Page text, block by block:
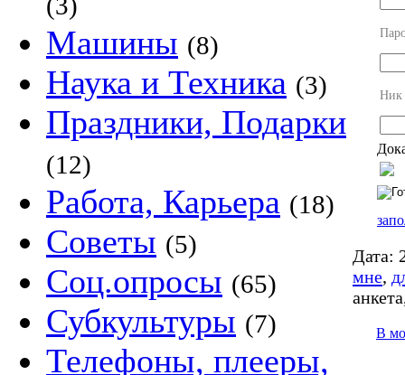
Машины (8)
Наука и Техника (3)
Праздники, Подарки
(12)
Работа, Карьера (18)
Советы (5)
Соц.опросы (65)
Субкультуры (7)
Телефоны, плееры,
Ник
Дата:
мне,
В